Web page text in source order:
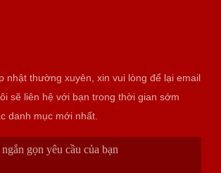
nhật thường xuyên, xin vui lòng để lại email
sẽ liên hệ với bạn trong thời gian sớm
các danh mục mới nhất.